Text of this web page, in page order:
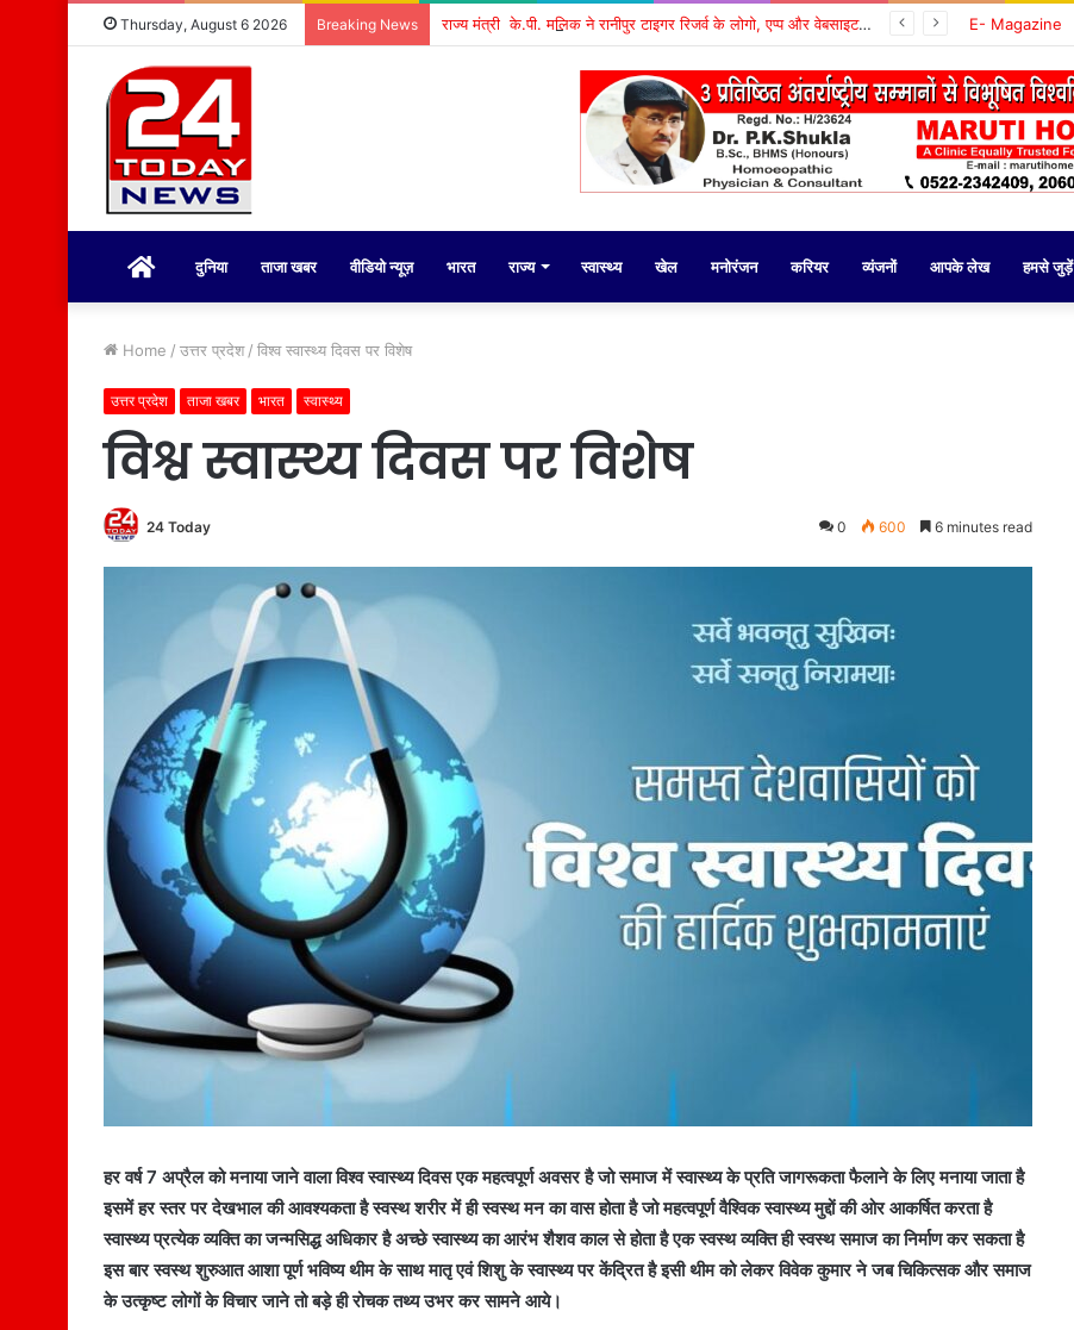
Thursday, August 6 2026 Breaking News राज्य मंत्री के.पी. मलिक ने रानीपुर टाइगर रिजर्व के लोगो, एप्प और वेबसाइट का उद्घाटन किया E- Magazine
होम दुनिया ताजा खबर वीडियो न्यूज़ भारत राज्य स्वास्थ्य खेल मनोरंजन करियर व्यंजनों आपके लेख हमसे जुड़ें
Home / उत्तर प्रदेश / विश्व स्वास्थ्य दिवस पर विशेष
उत्तर प्रदेश ताजा खबर भारत स्वास्थ्य
विश्व स्वास्थ्य दिवस पर विशेष
24 Today 0 600 6 minutes read
हर वर्ष 7 अप्रैल को मनाया जाने वाला विश्व स्वास्थ्य दिवस एक महत्वपूर्ण अवसर है जो समाज में स्वास्थ्य के प्रति जागरूकता फैलाने के लिए मनाया जाता है
इसमें हर स्तर पर देखभाल की आवश्यकता है स्वस्थ शरीर में ही स्वस्थ मन का वास होता है जो महत्वपूर्ण वैश्विक स्वास्थ्य मुद्दों की ओर आकर्षित करता है
स्वास्थ्य प्रत्येक व्यक्ति का जन्मसिद्ध अधिकार है अच्छे स्वास्थ्य का आरंभ शैशव काल से होता है एक स्वस्थ व्यक्ति ही स्वस्थ समाज का निर्माण कर सकता है
इस बार स्वस्थ शुरुआत आशा पूर्ण भविष्य थीम के साथ मातृ एवं शिशु के स्वास्थ्य पर केंद्रित है इसी थीम को लेकर विवेक कुमार ने जब चिकित्सक और समाज
के उत्कृष्ट लोगों के विचार जाने तो बड़े ही रोचक तथ्य उभर कर सामने आये।